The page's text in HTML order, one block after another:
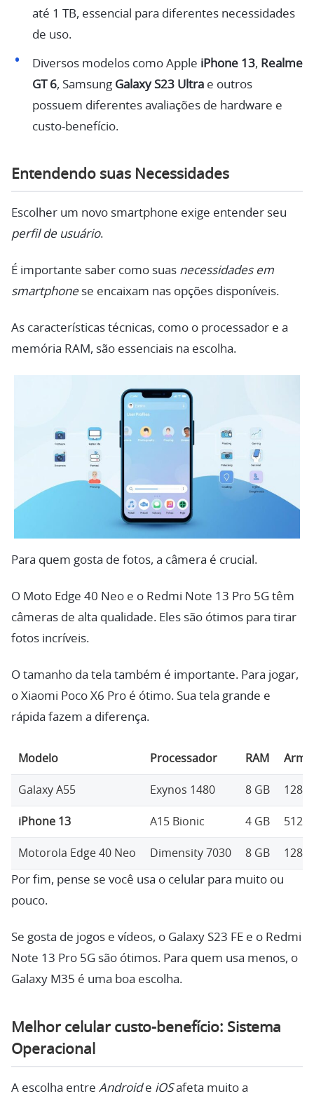
até 1 TB, essencial para diferentes necessidades
de uso.
Diversos modelos como Apple iPhone 13, Realme
GT 6, Samsung Galaxy S23 Ultrae outros
possuem diferentes avaliações de hardware e
custo-benefício.
Entendendo suas Necessidades
Escolher um novo smartphone exige entender seu
perfil de usuário.
É importante saber como suas necessidades em
smartphone se encaixam nas opções disponíveis.
As características técnicas, como o processador e a
memória RAM, são essenciais na escolha.
Para quem gosta de fotos, a câmera é crucial.
O Moto Edge 40 Neo e o Redmi Note 13 Pro 5G têm
câmeras de alta qualidade. Eles são ótimos para tirar
fotos incríveis.
O tamanho da tela também é importante. Para jogar,
o Xiaomi Poco X6 Pro é ótimo. Sua tela grande e
rápida fazem a diferença.
Modelo Processador RAM
Galaxy A55 Exynos 1480 8 GB 128/
iPhone 13 A15 Bionic 4 GB 512
Motorola Edge 40 Neo Dimensity 7030 8 GB 128/
Por fim, pense se você usa o celular para muito ou
pouco.
Se gosta de jogos e vídeos, o Galaxy S23 FE e o Redmi
Note 13 Pro 5G são ótimos. Para quem usa menos, o
Galaxy M35 é uma boa escolha.
Melhor celular custo-benefício: Sistema
Operacional
A escolha entre Androide iOSafeta muito a